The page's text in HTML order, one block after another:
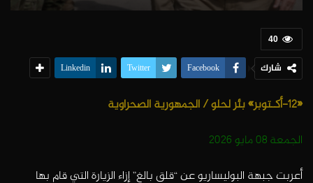
40
شارك Facebook
Twitter
Linkedin
«12-أكـتوبر» بئر لحلو
/ الجمهورية الصحراوية
الجمعة 08 مايو 2026
أعربت جبهة البوليساريو عن “قلق بالغ” إزاء الزيارة التي قام بها